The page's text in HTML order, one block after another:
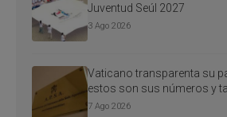
Juventud Seúl 2027
3 Ago 2026
Vaticano transparenta su
estos son sus números y
7 Ago 2026